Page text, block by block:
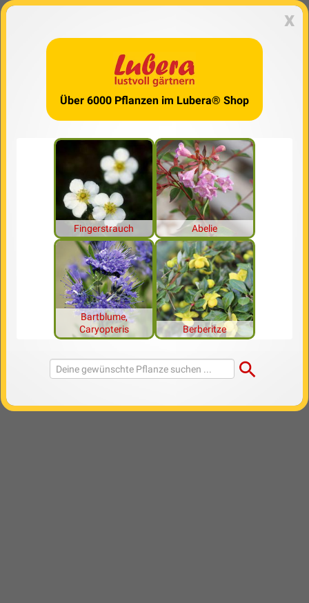
x
Über 6000 Pflanzen im Lubera® Shop
Fingerstrauch Abelie
Bartblume,
Caryopteris
Berberitze